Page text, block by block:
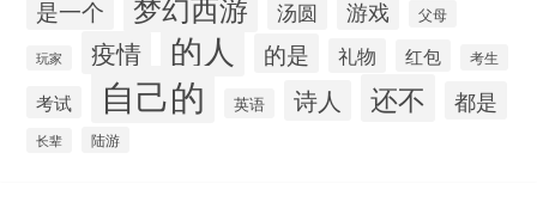
是一个 汤圆 游戏 父母
玩家 疫情 的人 的是 礼物 红包 考生
考试 自己的 英语 诗人 还不 都是
长辈 陆游